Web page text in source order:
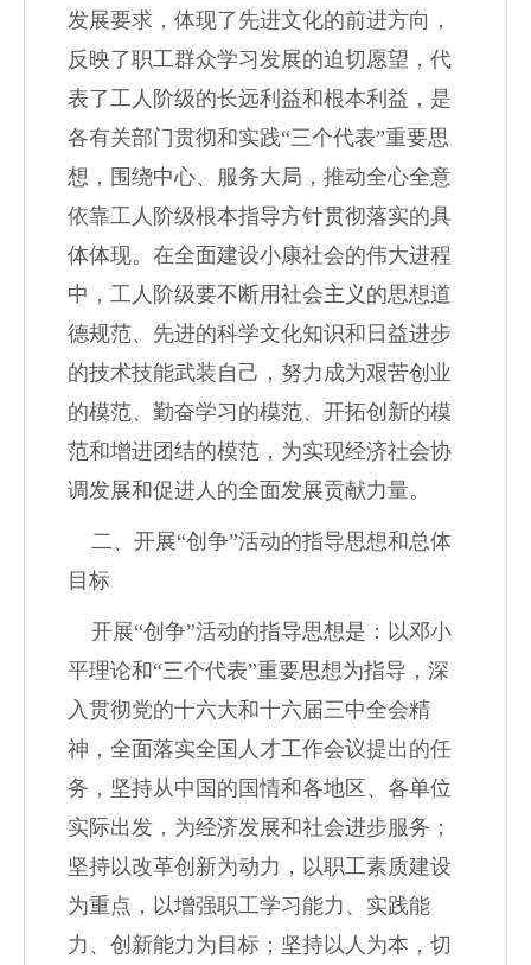
发展要求，体现了先进文化的前进方向，
反映了职工群众学习发展的迫切愿望，代
表了工人阶级的长远利益和根本利益，是
各有关部门贯彻和实践“三个代表”重要思
想，围绕中心、服务大局，推动全心全意
依靠工人阶级根本指导方针贯彻落实的具
体体现。在全面建设小康社会的伟大进程
中，工人阶级要不断用社会主义的思想道
德规范、先进的科学文化知识和日益进步
的技术技能武装自己，努力成为艰苦创业
的模范、勤奋学习的模范、开拓创新的模
范和增进团结的模范，为实现经济社会协
调发展和促进人的全面发展贡献力量。
二、开展“创争”活动的指导思想和总体
目标
开展“创争”活动的指导思想是：以邓小
平理论和“三个代表”重要思想为指导，深
入贯彻党的十六大和十六届三中全会精
神，全面落实全国人才工作会议提出的任
务，坚持从中国的国情和各地区、各单位
实际出发，为经济发展和社会进步服务；
坚持以改革创新为动力，以职工素质建设
为重点，以增强职工学习能力、实践能
力、创新能力为目标；坚持以人为本，切